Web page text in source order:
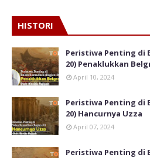
HISTORI
Peristiwa Penting di
20) Penaklukkan
April 10, 2024
Peristiwa Penting di
20) Hancurnya Uzza
April 07, 2024
Peristiwa Penting di